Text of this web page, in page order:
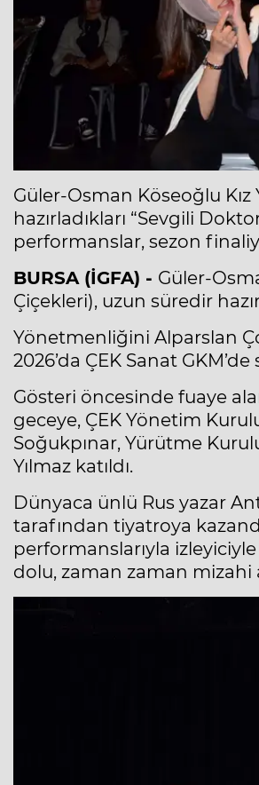
Güler-Osman Köseoğlu
hazırladıkları “Sevgili
performanslar, sezon
BURSA (İGFA) - Güler-
Çiçekleri), uzun süredir
Yönetmenliğini Alparslan
2026’da ÇEK Sanat
Gösteri öncesinde fuaye
geceye, ÇEK Yönetim
Soğukpınar, Yürütme
Yılmaz katıldı.
Dünyaca ünlü Rus yazar
tarafından tiyatroya
performanslarıyla
dolu, zaman zaman mizahi